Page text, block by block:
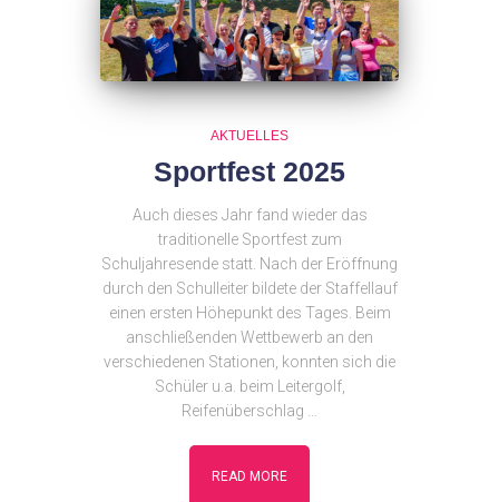
AKTUELLES
Sportfest 2025
Auch dieses Jahr fand wieder das
traditionelle Sportfest zum
Schuljahresende statt. Nach der Eröffnung
durch den Schulleiter bildete der Staffellauf
einen ersten Höhepunkt des Tages. Beim
anschließenden Wettbewerb an den
verschiedenen Stationen, konnten sich die
Schüler u.a. beim Leitergolf,
Reifenüberschlag …
READ MORE